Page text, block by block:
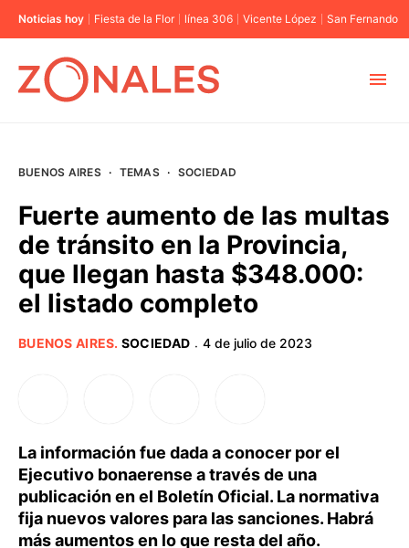
Noticias hoy Fiesta de la Flor línea 306 Vicente López San Fernando
BUENOS AIRES
PROVINCIAS
BUENOS AIRES · TEMAS · SOCIEDAD
Fuerte aumento de las multas
de tránsito en la Provincia,
que llegan hasta $348.000:
el listado completo
BUENOS AIRES. SOCIEDAD · 4 de julio de 2023
La información fue dada a conocer por el
Ejecutivo bonaerense a través de una
publicación en el Boletín Oficial. La normativa
fija nuevos valores para las sanciones. Habrá
más aumentos en lo que resta del año.